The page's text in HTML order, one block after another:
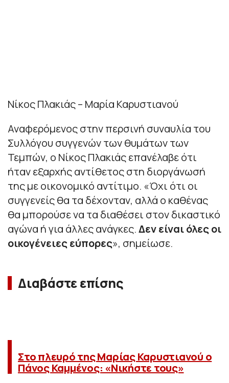
Νίκος Πλακιάς – Μαρία Καρυστιανού
Αναφερόμενος στην περσινή συναυλία του
Συλλόγου συγγενών των θυμάτων των
Τεμπών, ο Νίκος Πλακιάς επανέλαβε ότι
ήταν εξαρχής αντίθετος στη διοργάνωσή
της με οικονομικό αντίτιμο. «Όχι ότι οι
συγγενείς θα τα δέχονταν, αλλά ο καθένας
θα μπορούσε να τα διαθέσει στον δικαστικό
αγώνα ή για άλλες ανάγκες.Δεν είναι όλες οι
οικογένειες εύπορες», σημείωσε.
Διαβάστε επίσης
Στο πλευρό της Μαρίας Καρυστιανού ο
Πάνος Καμμένος: «Νικήστε τους»